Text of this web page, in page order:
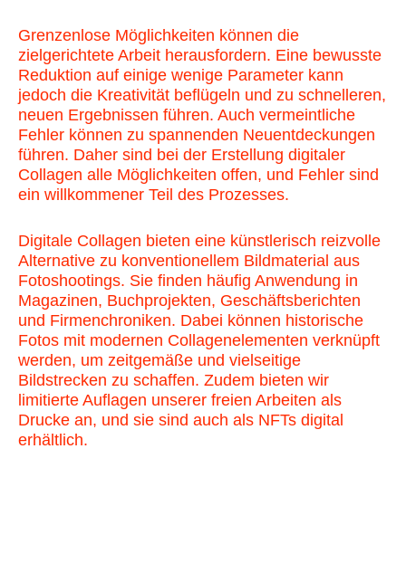
Grenzenlose Möglichkeiten können die
zielgerichtete Arbeit herausfordern. Eine bewusste
Reduktion auf einige wenige Parameter kann
jedoch die Kreativität beflügeln und zu schnelleren,
neuen Ergebnissen führen. Auch vermeintliche
Fehler können zu spannenden Neuentdeckungen
führen. Daher sind bei der Erstellung digitaler
Collagen alle Möglichkeiten offen, und Fehler sind
ein willkommener Teil des Prozesses.
Digitale Collagen bieten eine künstlerisch reizvolle
Alternative zu konventionellem Bildmaterial aus
Fotoshootings. Sie finden häufig Anwendung in
Magazinen, Buchprojekten, Geschäftsberichten
und Firmenchroniken. Dabei können historische
Fotos mit modernen Collagenelementen verknüpft
werden, um zeitgemäße und vielseitige
Bildstrecken zu schaffen. Zudem bieten wir
limitierte Auflagen unserer freien Arbeiten als
Drucke an, und sie sind auch als NFTs digital
erhältlich.